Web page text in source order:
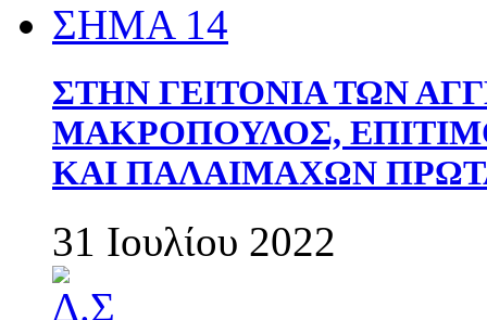
ΣΤΗΝ ΓΕΙΤΟΝΙΑ ΤΩΝ
ΜΑΚΡΟΠΟΥΛΟΣ,
ΚΑΙ ΠΑΛΑΙΜΑΧΩΝ
31 Ιουλίου 2022